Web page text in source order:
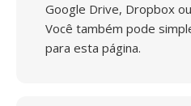
Google Drive, Dropbox
Você também pode
para esta página.